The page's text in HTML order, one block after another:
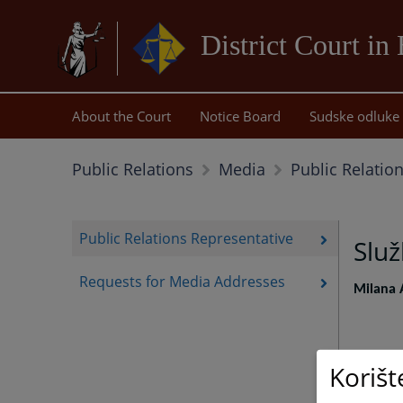
District Court in
About the Court Notice Board Sudske odluke
Public Relations Media Public
Public Relations Representative
Requests for Media Addresses Milana